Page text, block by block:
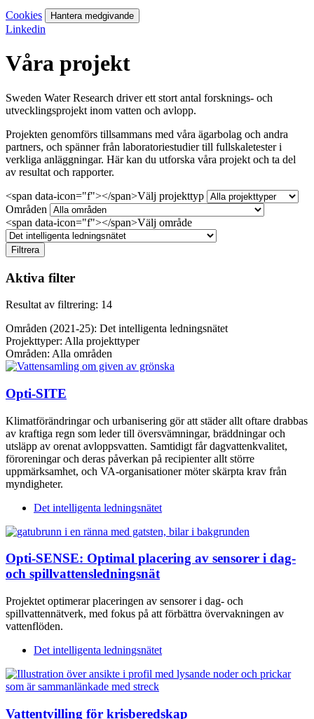
Cookies Hantera medgivande
Linkedin
Våra projekt
Sweden Water Research driver ett stort antal forsknings- och
utvecklingsprojekt inom vatten och avlopp.
Projekten genomförs tillsammans med våra ägarbolag och andra
partners, och spänner från laboratoriestudier till fullskaletester i
verkliga anläggningar. Här kan du utforska våra projekt och ta del
av resultat och rapporter.
<span data-icon="f"></span>Välj projekttyp
Områden
<span data-icon="f"></span>Välj område
Filtrera
Aktiva filter
Resultat av filtrering: 14
Områden (2021-25): Det intelligenta ledningsnätet
Projekttyper: Alla projekttyper
Områden: Alla områden
Opti-SITE
Klimatförändringar och urbanisering gör att städer allt oftare drabbas
av kraftiga regn som leder till översvämningar, bräddningar och
utsläpp av orenat avloppsvatten. Samtidigt får dagvattenkvalitet,
föroreningar och deras påverkan på recipienter allt större
uppmärksamhet, och VA-organisationer möter skärpta krav från
myndigheter.
Det intelligenta ledningsnätet
Opti-SENSE: Optimal placering av sensorer i dag-
och spillvattensledningsnät
Projektet optimerar placeringen av sensorer i dag- och
spillvattennätverk, med fokus på att förbättra övervakningen av
vattenflöden.
Det intelligenta ledningsnätet
Vattentvilling för krisberedskap